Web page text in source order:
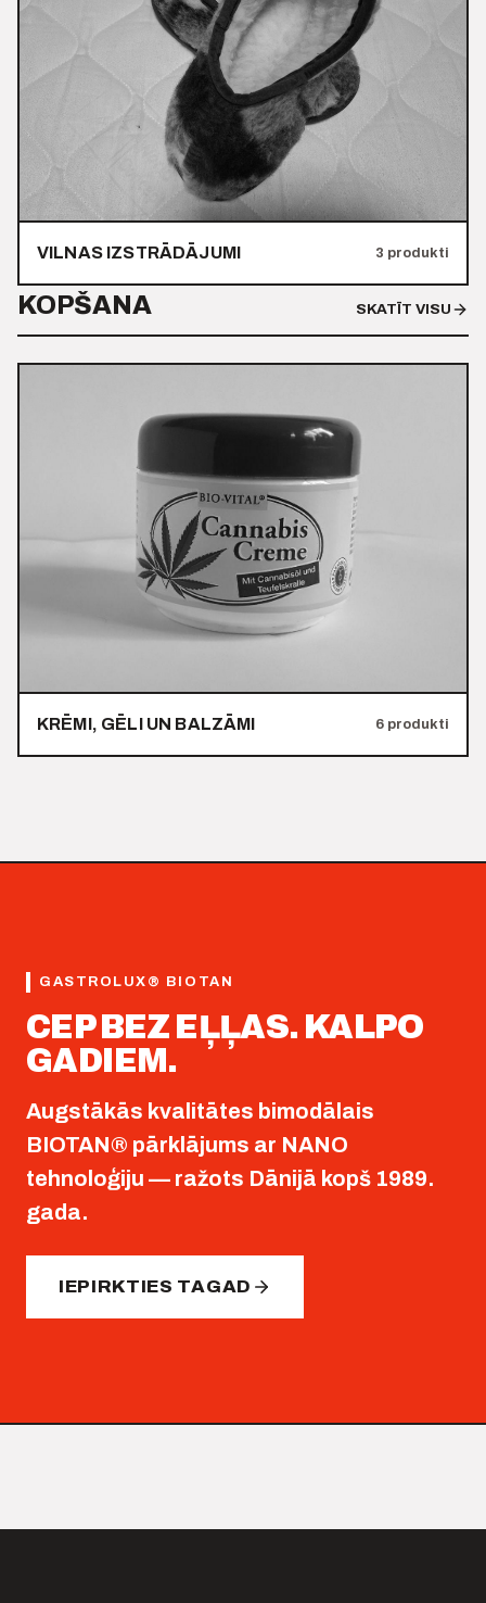
VILNAS IZSTRĀDĀJUMI 3 produkti
KOPŠANA SKATĪT VISU
KRĒMI, GĒLI UN BALZĀMI 6 produkti
GASTROLUX® BIOTAN
CEP BEZ EĻĻAS. KALPO
GADIEM.
Augstākās kvalitātes bimodālais
BIOTAN® pārklājums ar NANO
tehnoloģiju — ražots Dānijā kopš 1989.
gada.
IEPIRKTIES TAGAD